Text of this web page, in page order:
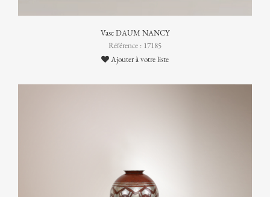
Vase DAUM NANCY
Référence : 17185
Ajouter à votre liste